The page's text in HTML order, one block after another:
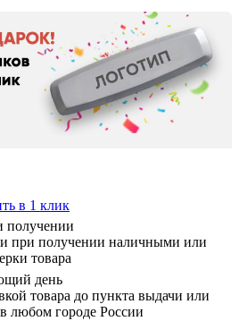
в 1 клик
получении
при получении наличными или
товара
день
товара до пункта выдачи или
любом городе России